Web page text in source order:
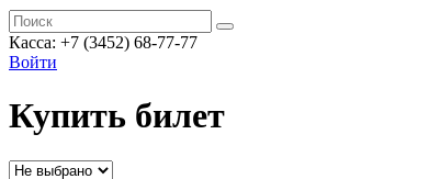
Касса: +7 (3452) 68-77-77
Войти
Купить билет